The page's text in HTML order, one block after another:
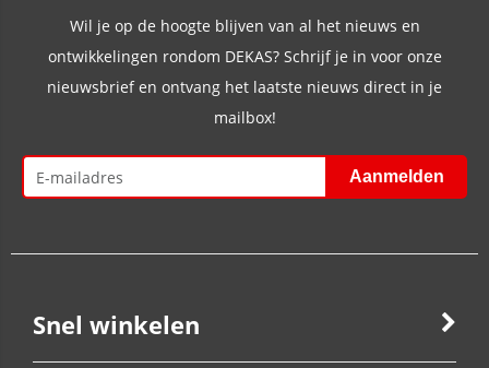
Wil je op de hoogte blijven van al het nieuws en
ontwikkelingen rondom DEKAS? Schrijf je in voor onze
nieuwsbrief en ontvang het laatste nieuws direct in je
mailbox!
Snel winkelen